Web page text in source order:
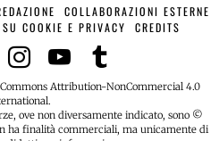
COLLABORAZIONI ESTERNE
COOKIE E PRIVACY CREDITS
Attribution-NonCommercial 4.0
ove non diversamente indicato, sono ©
ha finalità commerciali, ma unicamente di